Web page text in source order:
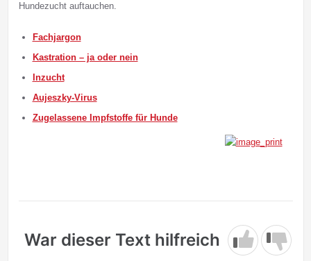
Hundezucht auftauchen.
Fachjargon
Kastration – ja oder nein
Inzucht
Aujeszky-Virus
Zugelassene Impfstoffe für Hunde
War dieser Text hilfreich